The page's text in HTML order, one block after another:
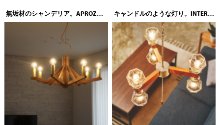
無垢材のシャンデリア。APROZ（アプロス）PANDELIER（パンデリア）AZP-595-BR キャンドルのような灯り。INTERFORM（インターフォルム）ADAMAS（アダマス）LT-3046